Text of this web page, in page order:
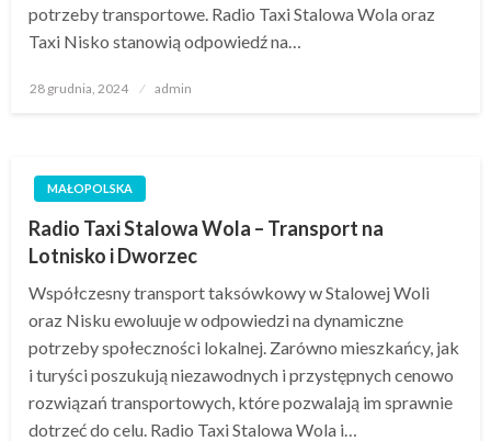
potrzeby transportowe. Radio Taxi Stalowa Wola oraz
Taxi Nisko stanowią odpowiedź na…
Opublikowane
28 grudnia, 2024 admin
MAŁOPOLSKA
Radio Taxi Stalowa Wola – Transport na
Lotnisko i Dworzec
Współczesny transport taksówkowy w Stalowej Woli
oraz Nisku ewoluuje w odpowiedzi na dynamiczne
potrzeby społeczności lokalnej. Zarówno mieszkańcy, jak
i turyści poszukują niezawodnych i przystępnych cenowo
rozwiązań transportowych, które pozwalają im sprawnie
dotrzeć do celu. Radio Taxi Stalowa Wola i…